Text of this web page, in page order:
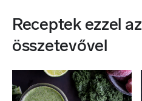
Receptek ezzel az
összetevővel